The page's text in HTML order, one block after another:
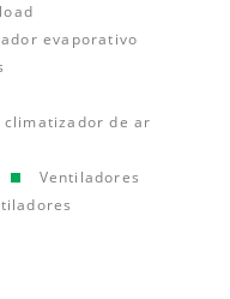
evaporativo
climatizador de ar
Ventiladores